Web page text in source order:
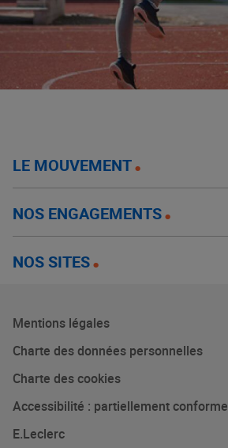
LE MOUVEMENT
NOS ENGAGEMENTS
NOS SITES
Mentions légales
Charte des données personnelles
Charte des cookies
Accessibilité : partiellement conforme
E.Leclerc